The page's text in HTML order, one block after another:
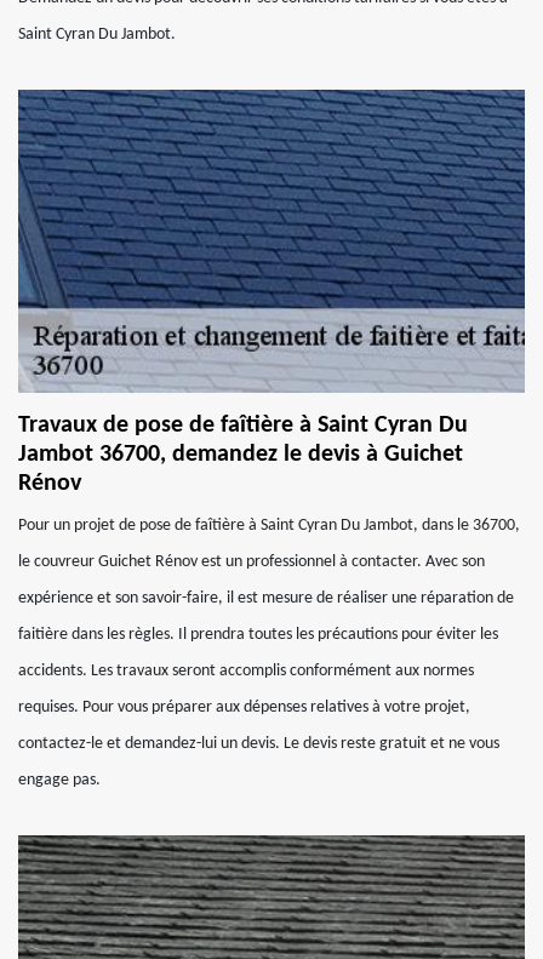
Saint Cyran Du Jambot.
Travaux de pose de faîtière à Saint Cyran Du
Jambot 36700, demandez le devis à Guichet
Rénov
Pour un projet de pose de faîtière à Saint Cyran Du Jambot, dans le 36700,
le couvreur Guichet Rénov est un professionnel à contacter. Avec son
expérience et son savoir-faire, il est mesure de réaliser une réparation de
faitière dans les règles. Il prendra toutes les précautions pour éviter les
accidents. Les travaux seront accomplis conformément aux normes
requises. Pour vous préparer aux dépenses relatives à votre projet,
contactez-le et demandez-lui un devis. Le devis reste gratuit et ne vous
engage pas.